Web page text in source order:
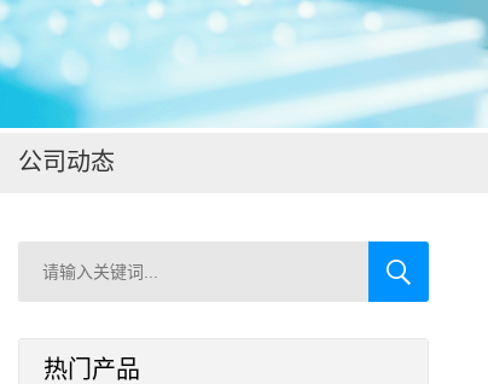
公司动态
热门产品